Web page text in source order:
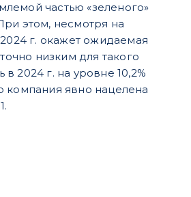
частью «зеленого»
этом, несмотря на
г. окажет ожидаемая
низким для такого
2024 г. на уровне 10,2%
компания явно нацелена